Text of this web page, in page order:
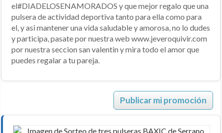
el#DIADELOSENAMORADOS y que mejor regalo que una
pulsera de actividad deportiva tanto para ella como para
el, y asi mantener una vida saludable y amorosa, no lo dudes
y participa, pasate por nuestra web www.jeveroquivir.com
por nuestra seccion san valentin y mira todo el amor que
puedes regalar a tu pareja.
Publicar mi promoción